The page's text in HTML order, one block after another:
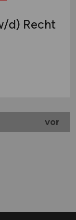
d) Recht
vor